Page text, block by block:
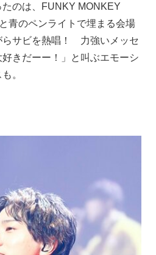
のは、FUNKY MONKEY
青のペンライトで埋まる会場
らサビを熱唱！ 力強いメッセ
きだーー！」と叫ぶエモーシ
。